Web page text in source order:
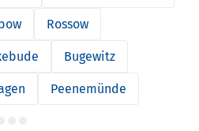
Rossow
Bugewitz
Peenemünde